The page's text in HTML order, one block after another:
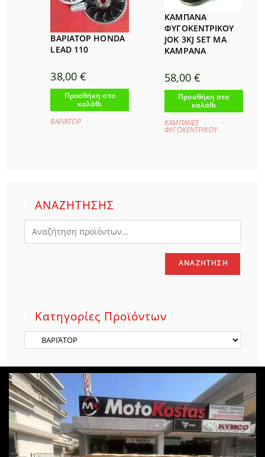
ΒΑΡΙΑΤΟΡ HONDA
LEAD 110
38,00€
Προσθήκη στο
καλάθι
ΒΑΡΙΆΤΟΡ
ΚΑΜΠΑΝΑ
ΦΥΓΟΚΕΝΤΡΙΚΟΥ
JOK 3KJ SET MA
KAMPANA
58,00 €
Προσθήκη στο
καλάθι
ΚΑΜΠΑΝΕΣ
ΦΥΓΟΚΕΝΤΡΙΚΟΥ
ΑΝΑΖΗΤΗΣΗΣ
ΑΝΑΖΉΤΗΣΗ
Κατηγορίες Προϊόντων